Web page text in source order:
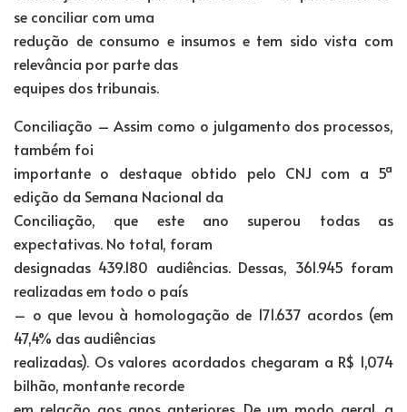
se conciliar com uma
redução de consumo e insumos e tem sido vista com
relevância por parte das
equipes dos tribunais.
Conciliação – Assim como o julgamento dos processos,
também foi
importante o destaque obtido pelo CNJ com a 5ª
edição da Semana Nacional da
Conciliação, que este ano superou todas as
expectativas. No total, foram
designadas 439.180 audiências. Dessas, 361.945 foram
realizadas em todo o país
– o que levou à homologação de 171.637 acordos (em
47,4% das audiências
realizadas). Os valores acordados chegaram a R$ 1,074
bilhão, montante recorde